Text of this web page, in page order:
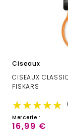
Ciseaux
CISEAUX
FISKARS
★★★★★
★★★★★
Mercerie :
16,99 €